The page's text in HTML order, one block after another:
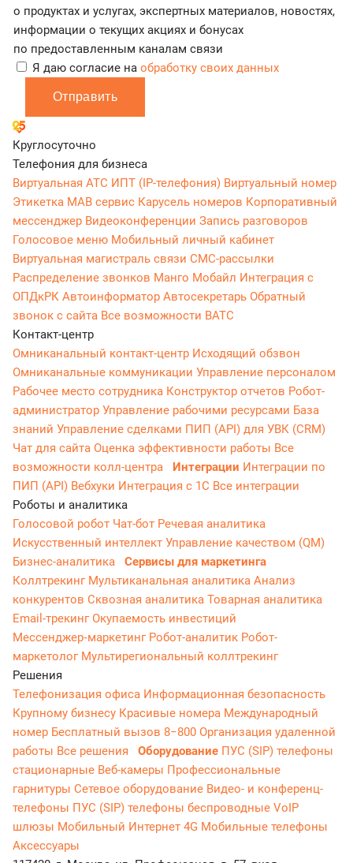
о продуктах и услугах, экспертных материалов, новостях,
информации о текущих акциях и бонусах
по предоставленным каналам связи
Я даю согласие на обработку своих данных
Отправить
Круглосуточно
Телефония для бизнеса
Виртуальная АТС ИПТ (IP-телефония) Виртуальный номер
Этикетка МАВ сервис Карусель номеров Корпоративный
мессенджер Видеоконференции Запись разговоров
Голосовое меню Мобильный личный кабинет
Виртуальная магистраль связи СМС-рассылки
Распределение звонков Манго Мобайл Интеграция с
ОПДкРК Автоинформатор Автосекретарь Обратный
звонок с сайта Все возможности ВАТС
Контакт-центр
Омниканальный контакт-центр Исходящий обзвон
Омниканальные коммуникации Управление персоналом
Рабочее место сотрудника Конструктор отчетов Робот-
администратор Управление рабочими ресурсами База
знаний Управление сделками ПИП (API) для УВК (CRM)
Чат для сайта Оценка эффективности работы Все
возможности колл-центра
Интеграции Интеграции по
ПИП (API) Вебхуки Интеграция с 1С Все интеграции
Роботы и аналитика
Голосовой робот Чат-бот Речевая аналитика
Искусственный интеллект Управление качеством (QM)
Бизнес-аналитика
Сервисы для маркетинга
Коллтрекинг Мультиканальная аналитика Анализ
конкурентов Сквозная аналитика Товарная аналитика
Email-трекингОкупаемость инвестиций
Мессенджер‑маркетинг Робот-аналитик Робот-
маркетолог Мультирегиональный коллтрекинг
Решения
Телефонизация офиса Информационная безопасность
Крупному бизнесу Красивые номера Международный
номер Бесплатный вызов 8−800 Организация удаленной
работы Все решения Оборудование ПУС (SIP) телефоны
стационарные Веб-камеры Профессиональные
гарнитуры Сетевое оборудование Видео- и конференц-
телефоны ПУС (SIP) телефоны беспроводные VoIP
шлюзы Мобильный Интернет 4G Мобильные телефоны
Аксессуары